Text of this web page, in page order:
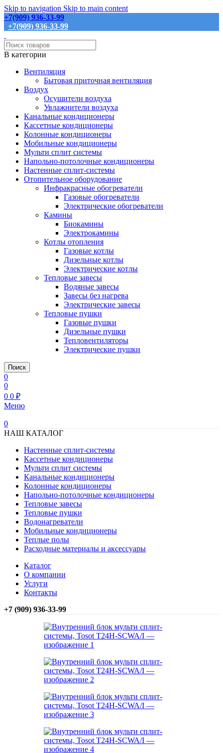
Skip to navigation Skip to main content
+7(909) 936-33-99
+7(909) 936-33-99
В категории
Вентиляция
Бытовая приточная вентиляция
Воздух
Осушители воздуха
Увлажнители воздуха
Канальные кондиционеры
Кассетные кондиционеры
Колонные кондиционеры
Мобильные кондиционеры
Мульти сплит системы
Напольно-потолочные кондиционеры
Настенные сплит-системы
Отопительное оборудование
Инфракрасные обогреватели
Газовые обогреватели
Электрические обогреватели
Камины
Биокамины
Электрокамины
Котлы отопления
Газовые котлы
Дизельные котлы
Электрические котлы
Тепловые завесы
Водяные завесы
Завесы без нагрева
Электрические завесы
Тепловые пушки
Газовые пушки
Дизельные пушки
Тепловентиляторы
Электрические пушки
Поиск
0
0
0 0 ₽
Меню
0
НАШ КАТАЛОГ
Настенные сплит-системы
Кассетные кондиционеры
Мульти сплит системы
Канальные кондиционеры
Колонные кондиционеры
Напольно-потолочные кондиционеры
Тепловые завесы
Тепловые пушки
Водонагреватели
Мобильные кондиционеры
Теплые полы
Расходные материалы и аксессуары
Каталог
О компании
Услуги
Контакты
+7 (909) 936-33-99